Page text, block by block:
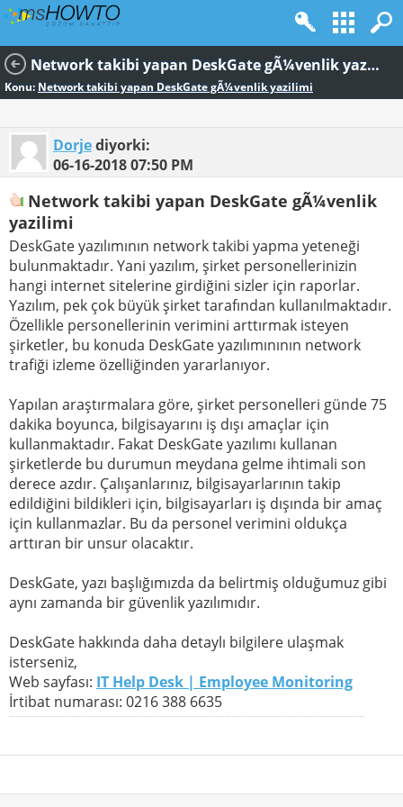
Network takibi yapan DeskGate gÃ¼venlik yazilimi
Konu: Network takibi yapan DeskGate gÃ¼venlik yazilimi
Dorjediyorki:
06-16-201807:50 PM
Network takibi yapan DeskGate gÃ¼venlik
yazilimi
DeskGate yazılımının network takibi yapma yeteneği
bulunmaktadır. Yani yazılım, şirket personellerinizin
hangi internet sitelerine girdiğini sizler için raporlar.
Yazılım, pek çok büyük şirket tarafından kullanılmaktadır.
Özellikle personellerinin verimini arttırmak isteyen
şirketler, bu konuda DeskGate yazılımınının network
trafiği izleme özelliğinden yararlanıyor.
Yapılan araştırmalara göre, şirket personelleri günde 75
dakika boyunca, bilgisayarını iş dışı amaçlar için
kullanmaktadır. Fakat DeskGate yazılımı kullanan
şirketlerde bu durumun meydana gelme ihtimali son
derece azdır. Çalışanlarınız, bilgisayarlarının takip
edildiğini bildikleri için, bilgisayarları iş dışında bir amaç
için kullanmazlar. Bu da personel verimini oldukça
arttıran bir unsur olacaktır.
DeskGate, yazı başlığımızda da belirtmiş olduğumuz gibi
aynı zamanda bir güvenlik yazılımıdır.
DeskGate hakkında daha detaylı bilgilere ulaşmak
isterseniz,
Web sayfası: IT Help Desk | Employee Monitoring
İrtibat numarası: 0216 388 6635